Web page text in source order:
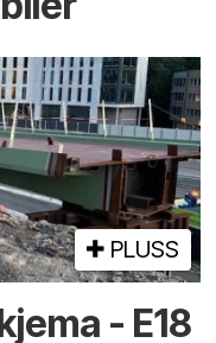
PLUSS
- E18